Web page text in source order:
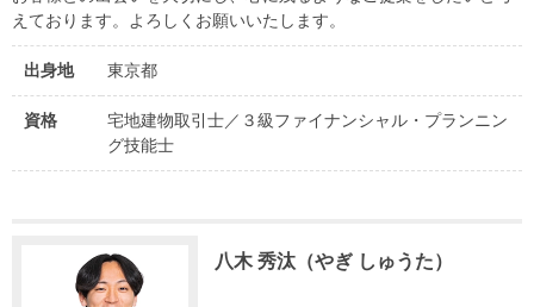
えております。よろしくお願いいたします。
出身地 東京都
資格
宅地建物取引士／３級ファイナンシャル・プランニン
グ技能士
八木 秀汰（やぎ しゅうた）